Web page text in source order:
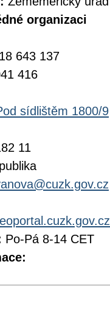
organizaci
643 137
416
sídlištěm 1800/9
11
Po-Pá 8-14 CET